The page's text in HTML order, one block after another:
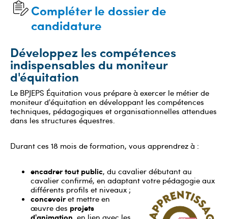
Compléter le dossier de
candidature
Développez les compétences
indispensables du moniteur
d'équitation
Le BPJEPS Équitation vous prépare à exercer le métier de
moniteur d'équitation en développant les compétences
techniques, pédagogiques et organisationnelles attendues
dans les structures équestres.
Durant ces 18 mois de formation, vous apprendrez à :
encadrer tout public, du cavalier débutant au
cavalier confirmé, en adaptant votre pédagogie aux
différents profils et niveaux ;
concevoir et mettre en
œuvre des projets
d'animation, en lien avec les